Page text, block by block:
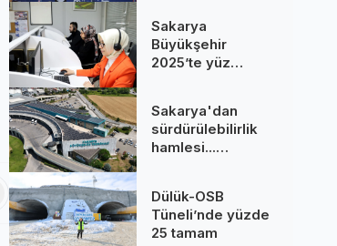
Sakarya
Büyükşehir
2025’te yüz
çağrı cevaplandı
Sakarya'dan
sürdürülebilirlik
hamlesi...
üretiyor
Dülük-OSB
Tüneli’nde yüzde
25 tamam